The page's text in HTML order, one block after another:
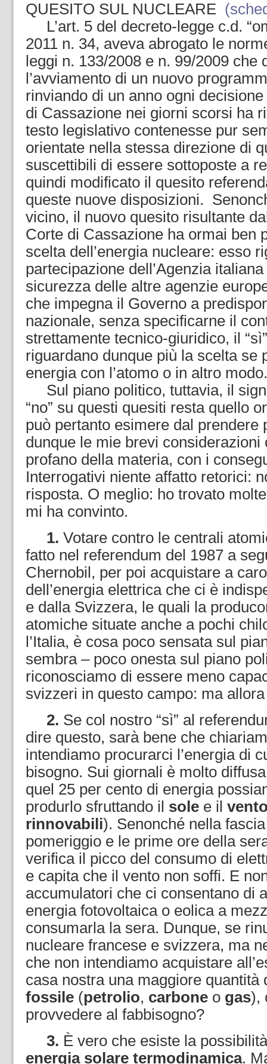
QUESITO SUL NUCLEARE
L’art. 5 del decreto-legge c.d.
2011 n. 34, aveva abrogato le
leggi n. 133/2008 e n. 99/2009 che
l’avviamento di un nuovo
rinviando di un anno ogni
di Cassazione nei giorni scorsi ha
testo legislativo contenesse pur
orientate nella stessa direzione di
suscettibili di essere sottoposte a
quindi modificato il quesito
queste nuove disposizioni.
vicino, il nuovo quesito risultante
Corte di Cassazione ha ormai ben
scelta dell’energia nucleare: esso
partecipazione dell’Agenzia
sicurezza delle altre agenzie
che impegna il Governo a
nazionale, senza specificarne il
strettamente tecnico-giuridico, il
riguardano dunque più la scelta se
energia con l’atomo o in altro modo.
Sul piano politico, tuttavia, il
“no” su questi quesiti resta quello
può pertanto esimere dal prendere
dunque le mie brevi considerazioni
profano della materia, con i
Interrogativi niente affatto retorici:
risposta. O meglio: ho trovato
mi ha convinto.
1. Votare contro le centrali
fatto nel referendum del 1987 a
Chernobil, per poi acquistare a
dell’energia elettrica che ci è
e dalla Svizzera, le quali la
atomiche situate anche a pochi
l’Italia, è cosa poco sensata sul
sembra – poco onesta sul piano
riconosciamo di essere meno
svizzeri in questo campo: ma
2. Se col nostro “sì” al
dire questo, sarà bene che
intendiamo procurarci l’energia di
bisogno. Sui giornali è molto
quel 25 per cento di energia
produrlo sfruttando il sole e il
rinnovabili). Senonché nella
pomeriggio e le prime ore della
verifica il picco del consumo di
e capita che il vento non soffi. E
accumulatori che ci consentano di
energia fotovoltaica o eolica a
consumarla la sera. Dunque, se
nucleare francese e svizzera, ma
che non intendiamo acquistare
casa nostra una maggiore quantità
fossile (petrolio, carbone o gas),
provvedere al fabbisogno?
3. È vero che esiste la
energia solare termodinamica.